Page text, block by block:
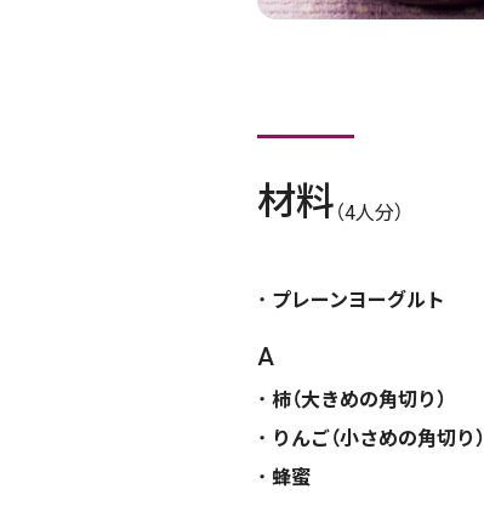
材料 （4人分）
プレーンヨーグルト
A
柿（大きめの角切り）
りんご（小さめの角切り）
蜂蜜